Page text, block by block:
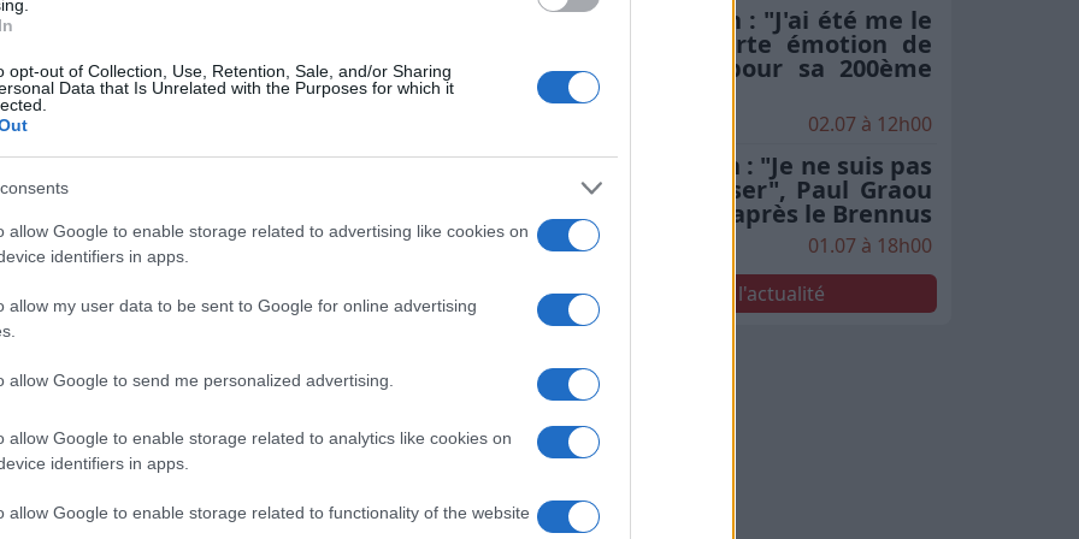
opt-out of Collection, Use, Retention, Sale, and/or Sharing
Data that Is Unrelated with the Purposes for which it
allow Google to enable storage related to advertising like cookies on
identifiers in apps.
allow my user data to be sent to Google for online advertising
allow Google to send me personalized advertising.
allow Google to enable storage related to analytics like cookies on
identifiers in apps.
allow Google to enable storage related to functionality of the website
toujours inconnue
retour, Antoine Dupont est en revanche
Stade Toulousain : "J'ai été me le
chercher", la forte émotion de
Rodrigue Neti pour sa 200ème
en finale
02.07 à 12h00
Stade Toulousain : "Je ne suis pas
le seul à le penser", Paul Graou
sacre Jack Willis après le Brennus
01.07 à 18h00
Voir toute l'actualité